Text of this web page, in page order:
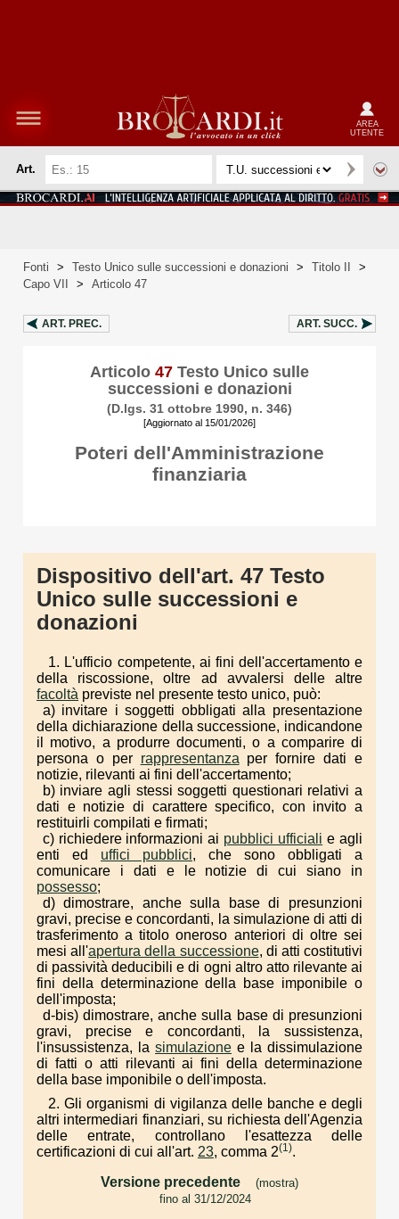
AREA
UTENTE
Art.
Fonti > Testo Unico sulle successioni e donazioni > Titolo II
>
Capo VII
> Articolo 47
ART. PREC. ART. SUCC.
Articolo 47 Testo Unico sulle
successioni e donazioni
(D.lgs. 31 ottobre 1990, n. 346)
[Aggiornato al 15/01/2026]
Poteri dell'Amministrazione
finanziaria
Dispositivo dell'art. 47 Testo
Unico sulle successioni e
donazioni
1. L'ufficio competente, ai fini dell'accertamento e
della riscossione, oltre ad avvalersi delle altre
facoltà previste nel presente testo unico, può:
a) invitare i soggetti obbligati alla presentazione
della dichiarazione della successione, indicandone
il motivo, a produrre documenti, o a comparire di
persona o per rappresentanza per fornire dati e
notizie, rilevanti ai fini dell'accertamento;
b) inviare agli stessi soggetti questionari relativi a
dati e notizie di carattere specifico, con invito a
restituirli compilati e firmati;
c) richiedere informazioni ai pubblici ufficiali e agli
enti ed uffici pubblici, che sono obbligati a
comunicare i dati e le notizie di cui siano in
possesso;
d) dimostrare, anche sulla base di presunzioni
gravi, precise e concordanti, la simulazione di atti di
trasferimento a titolo oneroso anteriori di oltre sei
mesi all'apertura della successione, di atti costitutivi
di passività deducibili e di ogni altro atto rilevante ai
fini della determinazione della base imponibile o
dell'imposta;
d-bis) dimostrare, anche sulla base di presunzioni
gravi, precise e concordanti, la sussistenza,
l'insussistenza, la simulazione e la dissimulazione
di fatti o atti rilevanti ai fini della determinazione
della base imponibile o dell'imposta.
2. Gli organismi di vigilanza delle banche e degli
altri intermediari finanziari, su richiesta dell'Agenzia
delle entrate, controllano l'esattezza delle
certificazioni di cui all'art. 23, comma 2(1).
Versione precedente
(mostra)
fino al 31/12/2024